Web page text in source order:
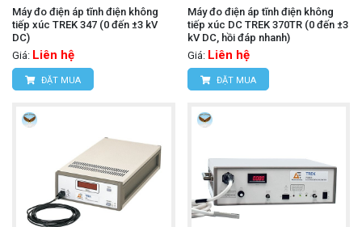
Máy đo điện áp tĩnh điện không
tiếp xúc TREK 347 (0 đến ±3 kV
DC)
Giá: Liên hệ
ĐẶT MUA
Máy đo điện áp tĩnh điện không
tiếp xúc DC TREK 370TR (0 đến ±3
kV DC, hồi đáp nhanh)
Giá: Liên hệ
ĐẶT MUA